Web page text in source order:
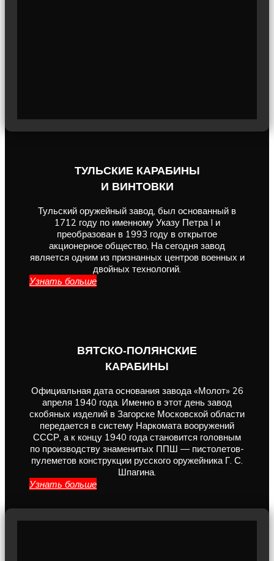
ТУЛЬСКИЕ КАРАБИНЫ
И ВИНТОВКИ
Тульский оружейный завод, был основанный в
1712 году по именному Указу Петра I и
преобразован в 1993 году в открытое
акционерное общество, На сегодня завод
является одним из признанных центров военных и
двойных технологий.
Узнать больше
ВЯТСКО-ПОЛЯНСКИЕ
КАРАБИНЫ
Официальная дата основания завода «Молот» 26
апреля 1940 года. Именно в этот день завод
скобяных изделий в Загорске Московской области
передается в систему Наркомата вооружений
СССР, а к концу 1940 года становится головным
по производству знаменитых ППШ — пистолетов-
пулеметов конструкции русского оружейника Г. С.
Шпагина.
Узнать больше